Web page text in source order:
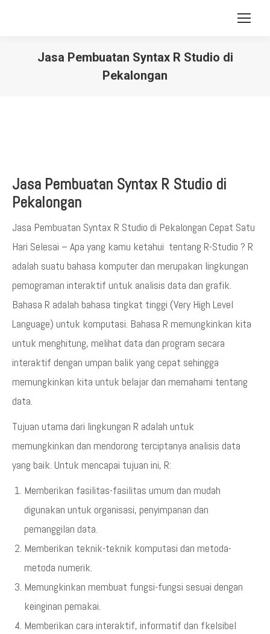
Jasa Pembuatan Syntax R Studio di
Pekalongan
Jasa Pembuatan Syntax R Studio di
Pekalongan
Jasa Pembuatan Syntax R Studio di Pekalongan Cepat Satu
Hari Selesai – Apa yang kamu ketahui tentang R-Studio ? R
adalah suatu bahasa komputer dan merupakan lingkungan
pemograman interaktif untuk analisis data dan grafik.
Bahasa R adalah bahasa tingkat tinggi (Very High Level
Language) untuk komputasi. Bahasa R memungkinkan kita
untuk menghitung, melihat data dan program secara
interaktif dengan umpan balik yang cepat sehingga
memungkinkan kita untuk belajar dan memahami tentang
data.
Tujuan utama dari lingkungan R adalah untuk
memungkinkan dan mendorong terciptanya analisis data
yang baik. Untuk mencapai tujuan ini, R:
Memberikan fasilitas-fasilitas umum dan mudah
digunakan untuk organisasi, penyimpanan dan
pemanggilan data.
Memberikan teknik-teknik komputasi dan metoda-
metoda numerik.
Memungkinkan membuat fungsi-fungsi sesuai dengan
keinginan pemakai.
Memberikan cara interaktif, informatif dan fkelsibel